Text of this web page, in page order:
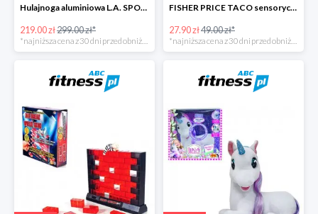
Hulajnoga aluminiowa L.A. SPORTS CITY
219.00 zł299.00 zł*
*najniższa cena z 30 dni przed obniżką
FISHER PRICE TACO sensoryczny zestaw zawieszek
27.90 zł49.00 zł*
*najniższa cena z 30 dni przed obniżką